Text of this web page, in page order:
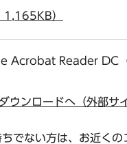
1,165KB）
Acrobat Reader DC
ンロードへ（外部サイ
でない方は、お近く